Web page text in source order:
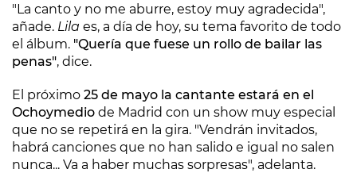
"La canto y no me aburre, estoy muy agradecida",
añade. Lila es, a día de hoy, su tema favorito de todo
el álbum. "Quería que fuese un rollo de bailar las
penas", dice.
El próximo 25 de mayo la cantante estará en el
Ochoymedio de Madrid con un show muy especial
que no se repetirá en la gira. "Vendrán invitados,
habrá canciones que no han salido e igual no salen
nunca... Va a haber muchas sorpresas", adelanta.